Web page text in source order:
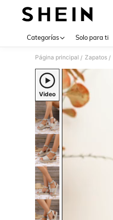
Categorías Solo para ti
Página principal / Zapatos /
Video